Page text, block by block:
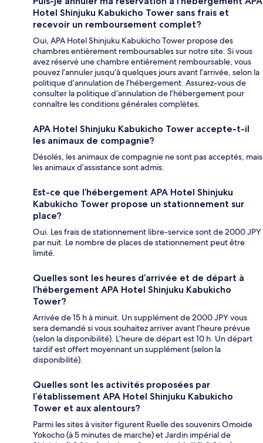
Hotel Shinjuku Kabukicho Tower sans frais et
recevoir un remboursement complet?
Oui, APA Hotel Shinjuku Kabukicho Tower propose des
chambres entièrement remboursables sur notre site. Si vous
avez réservé une chambre entièrement remboursable, vous
pouvez l’annuler jusqu’à quelques jours avant l’arrivée, selon la
politique d’annulation de l’hébergement. Assurez-vous de
consulter la politique d’annulation de l’hébergement pour
connaître les conditions générales complètes.
APA Hotel Shinjuku Kabukicho Tower accepte-t-il
les animaux de compagnie?
Désolés, les animaux de compagnie ne sont pas acceptés, mais
les animaux d’assistance sont admis.
Est-ce que l’hébergement APA Hotel Shinjuku
Kabukicho Tower propose un stationnement sur
place?
Oui. Les frais de stationnement libre-service sont de 2000 JPY
par nuit. Le nombre de places de stationnement peut être
limité.
Quelles sont les heures d’arrivée et de départ à
l’hébergement APA Hotel Shinjuku Kabukicho
Tower?
Arrivée de 15 h à minuit. Un supplément de 2000 JPY vous
sera demandé si vous souhaitez arriver avant l’heure prévue
(selon la disponibilité). L’heure de départ est 10 h. Un départ
tardif est offert moyennant un supplément (selon la
disponibilité).
Quelles sont les activités proposées par
l’établissement APA Hotel Shinjuku Kabukicho
Tower et aux alentours?
Parmi les sites à visiter figurent Ruelle des souvenirs Omoide
Yokocho (à 5 minutes de marche) et Jardin impérial de